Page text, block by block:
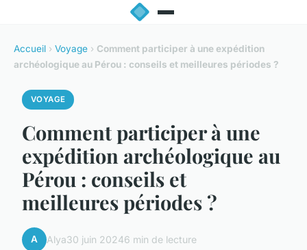
Accueil › Voyage › Comment participer à une expédition
archéologique au Pérou : conseils et meilleures périodes ?
VOYAGE
Comment participer à une
expédition archéologique au
Pérou : conseils et
meilleures périodes ?
A Alya30 juin 20246 min de lecture